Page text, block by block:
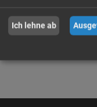
Ich lehne ab